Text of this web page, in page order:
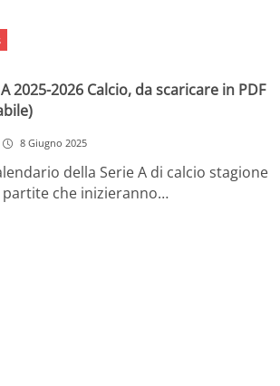
2025-2026 Calcio, da scaricare in PDF
8 Giugno 2025
della Serie A di calcio stagione
partite che inizieranno…